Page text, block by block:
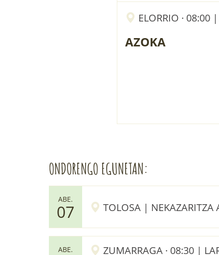
ELORRIO · 08:00
AZOKA
ONDORENGO EGUNETAN:
ABE.
07 TOLOSA | NEKAZARITZA
ABE. ZUMARRAGA · 08:30 |